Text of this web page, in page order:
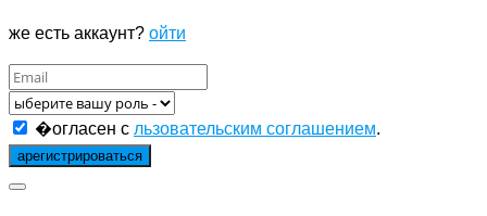
же есть аккаунт? ойти
�огласен с льзовательским соглашением.